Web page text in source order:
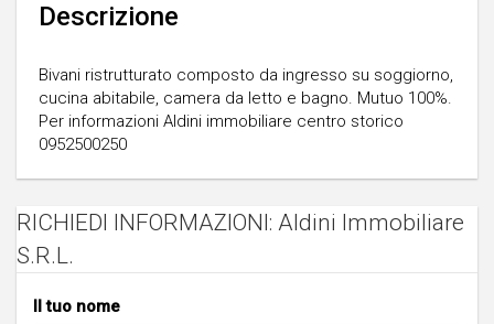
Descrizione
Bivani ristrutturato composto da ingresso su soggiorno,
cucina abitabile, camera da letto e bagno. Mutuo 100%.
Per informazioni Aldini immobiliare centro storico
0952500250
RICHIEDI INFORMAZIONI: Aldini Immobiliare
S.R.L.
Il tuo nome